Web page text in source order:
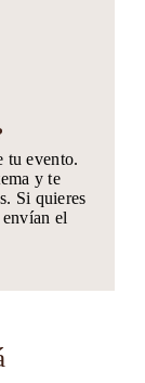
tu evento.
y te
Si quieres
el